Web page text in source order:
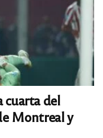
cuarta del
Montreal y